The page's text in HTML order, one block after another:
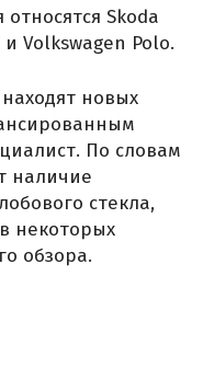
Skoda
и Volkswagen Polo.
новых
По словам
наличие
стекла,
некоторых
обзора.